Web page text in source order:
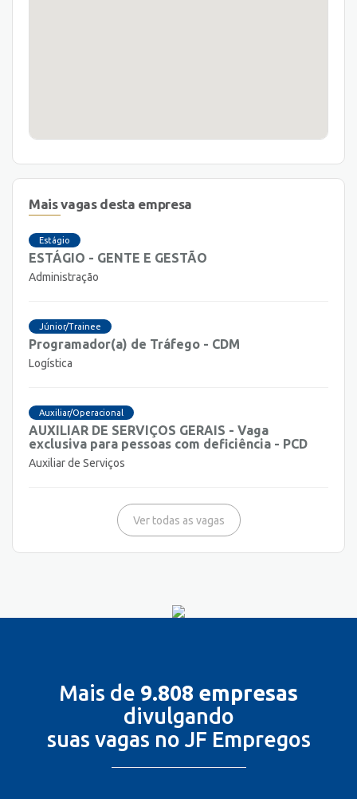
Mais vagas desta empresa
Estágio
ESTÁGIO - GENTE E GESTÃO
Administração
Júnior/Trainee
Programador(a) de Tráfego - CDM
Logística
Auxiliar/Operacional
AUXILIAR DE SERVIÇOS GERAIS - Vaga
exclusiva para pessoas com deficiência - PCD
Auxiliar de Serviços
Ver todas as vagas
Mais de 9.808 empresas
divulgando
suas vagas no JF Empregos